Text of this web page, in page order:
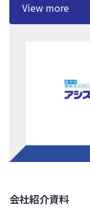
View more
会社紹介資料